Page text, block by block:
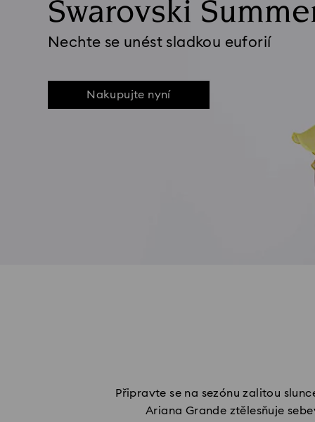
Swarovski
Nechte se unést sladkou euforií
Nakupujte nyní
Připravte se na sezónu zalitou
Ariana Grande ztělesňuje